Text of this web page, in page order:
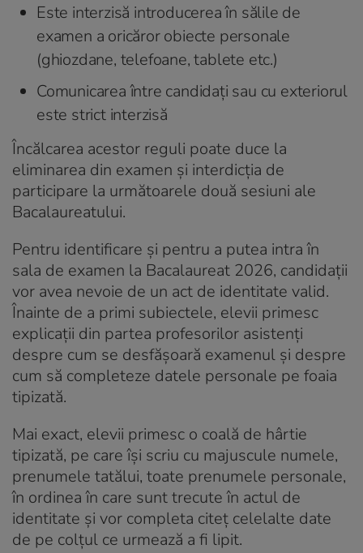
Este interzisă introducerea în sălile de
examen a oricăror obiecte personale
(ghiozdane, telefoane, tablete etc.)
Comunicarea între candidați sau cu exteriorul
este strict interzisă
Încălcarea acestor reguli poate duce la
eliminarea din examen și interdicția de
participare la următoarele două sesiuni ale
Bacalaureatului.
Pentru identificare și pentru a putea intra în
sala de examen la Bacalaureat 2026, candidații
vor avea nevoie de un act de identitate valid.
Înainte de a primi subiectele, elevii primesc
explicații din partea profesorilor asistenți
despre cum se desfășoară examenul și despre
cum să completeze datele personale pe foaia
tipizată.
Mai exact, elevii primesc o coală de hârtie
tipizată, pe care își scriu cu majuscule numele,
prenumele tatălui, toate prenumele personale,
în ordinea în care sunt trecute în actul de
identitate și vor completa citeț celelalte date
de pe colțul ce urmează a fi lipit.